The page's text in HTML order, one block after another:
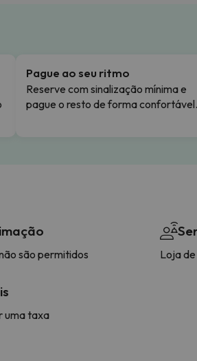
Pague ao seu ritmo
Reserve com sinalização mínima e
pague o resto de forma confortável.
são permitidos
uma taxa
Loja